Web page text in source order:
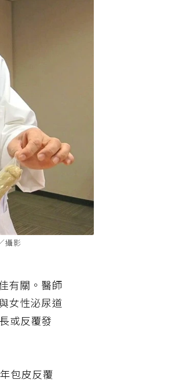
攝影
有關。醫師
女性泌尿道
或反覆發
包皮反覆